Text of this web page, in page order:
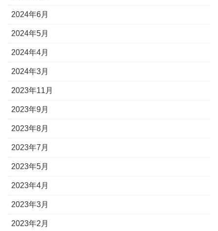
2024年6月
2024年5月
2024年4月
2024年3月
2023年11月
2023年9月
2023年8月
2023年7月
2023年5月
2023年4月
2023年3月
2023年2月